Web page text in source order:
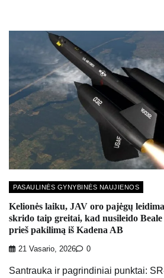
PASAULINĖS GYNYBINĖS NAUJIENOS
Kelionės laiku, JAV oro pajėgų
skrido taip greitai, kad nusileido
prieš pakilimą iš Kadena AB
21 Vasario, 2026 0
Santrauka ir pagrindiniai punktai: